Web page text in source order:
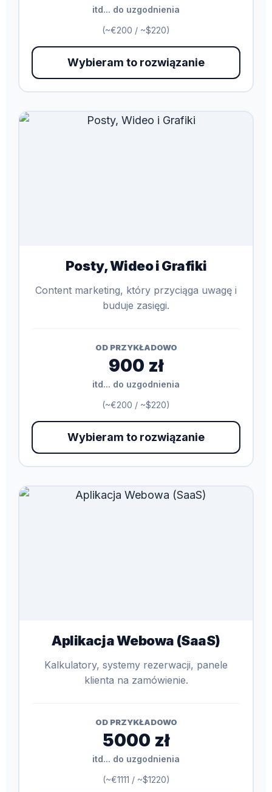
itd... do uzgodnienia
(~€200 / ~$220)
Wybieram to rozwiązanie
Posty, Wideo i Grafiki
Content marketing, który przyciąga uwagę i
buduje zasięgi.
OD PRZYKŁADOWO
900 zł
itd... do uzgodnienia
(~€200 / ~$220)
Wybieram to rozwiązanie
Aplikacja Webowa (SaaS)
Kalkulatory, systemy rezerwacji, panele
klienta na zamówienie.
OD PRZYKŁADOWO
5000 zł
itd... do uzgodnienia
(~€1111 / ~$1220)